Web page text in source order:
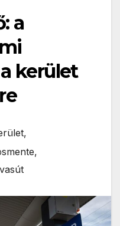
a
kerület
,
,